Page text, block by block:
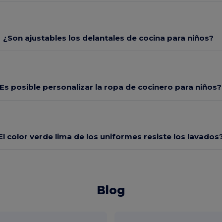
¿Son ajustables los delantales de cocina para niños?
posible personalizar la ropa de cocinero para niños?
color verde lima de los uniformes resiste los
Blog